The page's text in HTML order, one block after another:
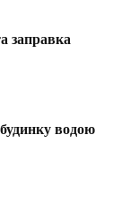
заправка
водою